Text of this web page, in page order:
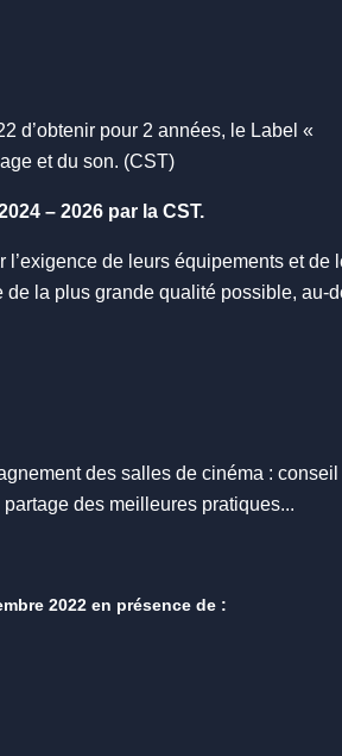
d’obtenir pour 2 années, le Label «
et du son. (CST)
– 2026 par la CST.
de leurs équipements et de
de la plus grande qualité possible, au-
des salles de cinéma : conseil
des meilleures pratiques...
2022 en présence de :